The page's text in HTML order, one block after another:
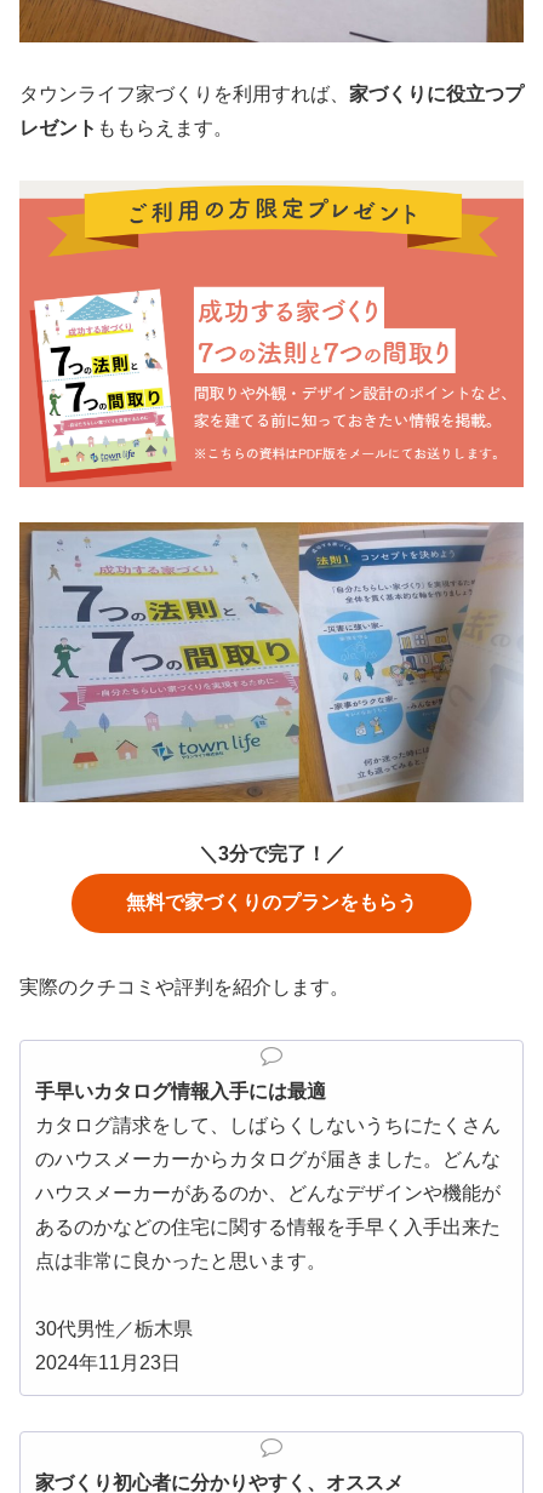
タウンライフ家づくりを利用すれば、 家づくりに役立つプ
レゼント ももらえます。
＼3分で完了！／
無料で家づくりのプランをもらう
実際のクチコミや評判を紹介します。
手早いカタログ情報入手には最適
カタログ請求をして、しばらくしないうちにたくさん
のハウスメーカーからカタログが届きました。どんな
ハウスメーカーがあるのか、どんなデザインや機能が
あるのかなどの住宅に関する情報を手早く入手出来た
点は非常に良かったと思います。
30代男性／栃木県
2024年11月23日
家づくり初心者に分かりやすく、オススメ